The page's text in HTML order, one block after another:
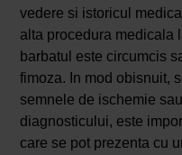
vedere si istoricul
alta procedura medicala
barbatul este circumcis
fimoza. In mod obisnuit,
semnele de ischemie
diagnosticului, este
care se pot prezenta cu